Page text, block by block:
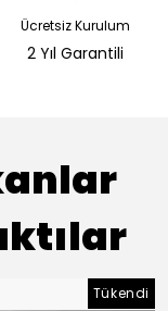
Ücretsiz Kurulum
2 Yıl Garantili
Tükendi